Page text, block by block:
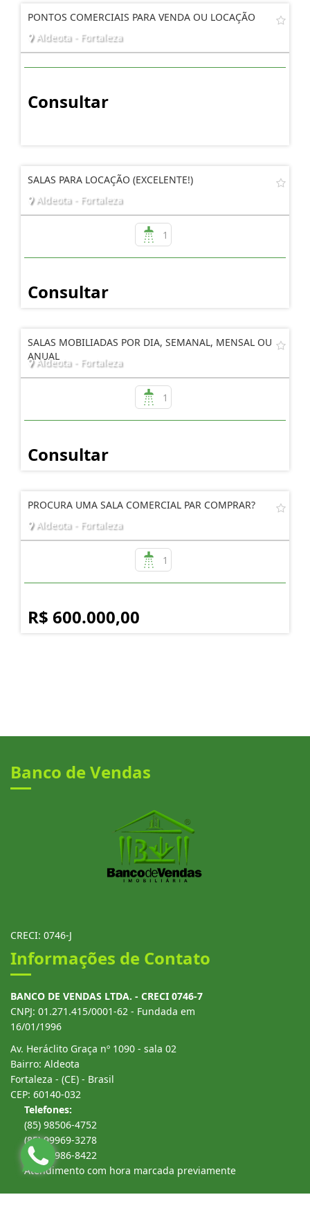
PONTOS COMERCIAIS PARA VENDA OU LOCAÇÃO
Aldeota - Fortaleza
Consultar
SALAS PARA LOCAÇÃO (EXCELENTE!)
Aldeota - Fortaleza
1
Consultar
SALAS MOBILIADAS POR DIA, SEMANAL, MENSAL OU
ANUAL
Aldeota - Fortaleza
1
Consultar
PROCURA UMA SALA COMERCIAL PAR COMPRAR?
Aldeota - Fortaleza
1
R$ 600.000,00
Banco de Vendas
CRECI: 0746-J
Informações de Contato
BANCO DE VENDAS LTDA. - CRECI 0746-7
CNPJ: 01.271.415/0001-62 - Fundada em
16/01/1996
Av. Heráclito Graça nº 1090 - sala 02
Bairro: Aldeota
Fortaleza - (CE) - Brasil
CEP: 60140-032
Telefones:
(85) 98506-4752
(85) 99969-3278
(85) 99986-8422
Atendimento com hora marcada previamente